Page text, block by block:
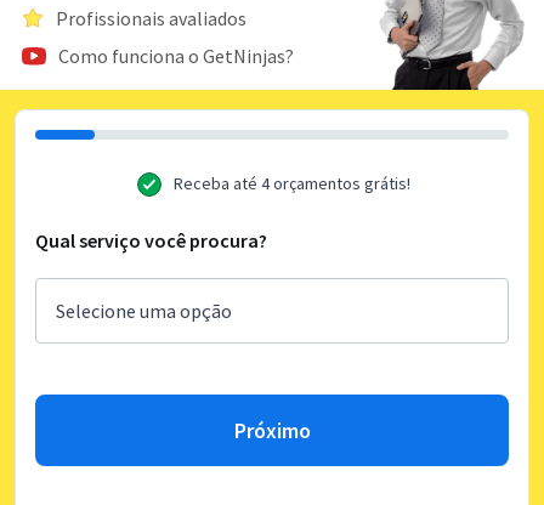
Profissionais avaliados
Como funciona o GetNinjas?
Receba até 4 orçamentos grátis!
Qual serviço você procura?
Próximo